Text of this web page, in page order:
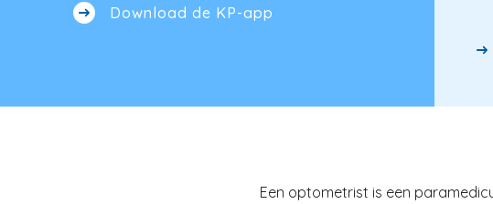
Download de KP-app
Een optometrist is een